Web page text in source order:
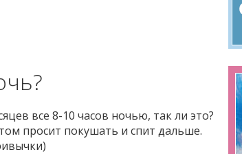
все 8-10 часов ночью, так ли это?
просит покушать и спит дальше.